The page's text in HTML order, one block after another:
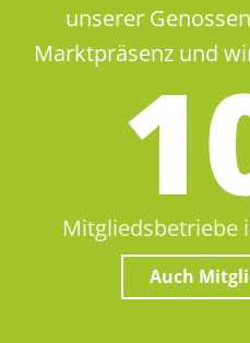
unserer
Marktpräsenz und
Mitgliedsbetriebe
Auch